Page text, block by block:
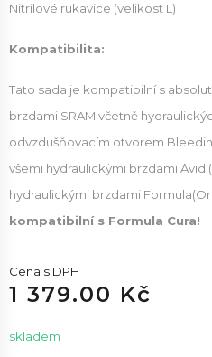
Nitrilové rukavice (velikost L)
Kompatibilita:
Tato sada je kompatibilní s
brzdami SRAM včetně
odvzdušňovacím otvorem
všemi hydraulickými brzdami Avid
hydraulickými brzdami Formula(Oro,
kompatibilní s Formula Cura!
Cena s DPH
1 379.00 Kč
skladem